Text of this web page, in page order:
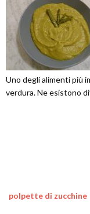
Uno degli alimenti più
verdura. Ne esistono
polpette di zucchine